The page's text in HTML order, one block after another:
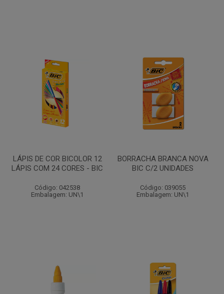
LÁPIS DE COR BICOLOR 12
LÁPIS COM 24 CORES - BIC
Código: 042538
Embalagem: UN\1
BORRACHA BRANCA NOVA
BIC C/2 UNIDADES
Código: 039055
Embalagem: UN\1